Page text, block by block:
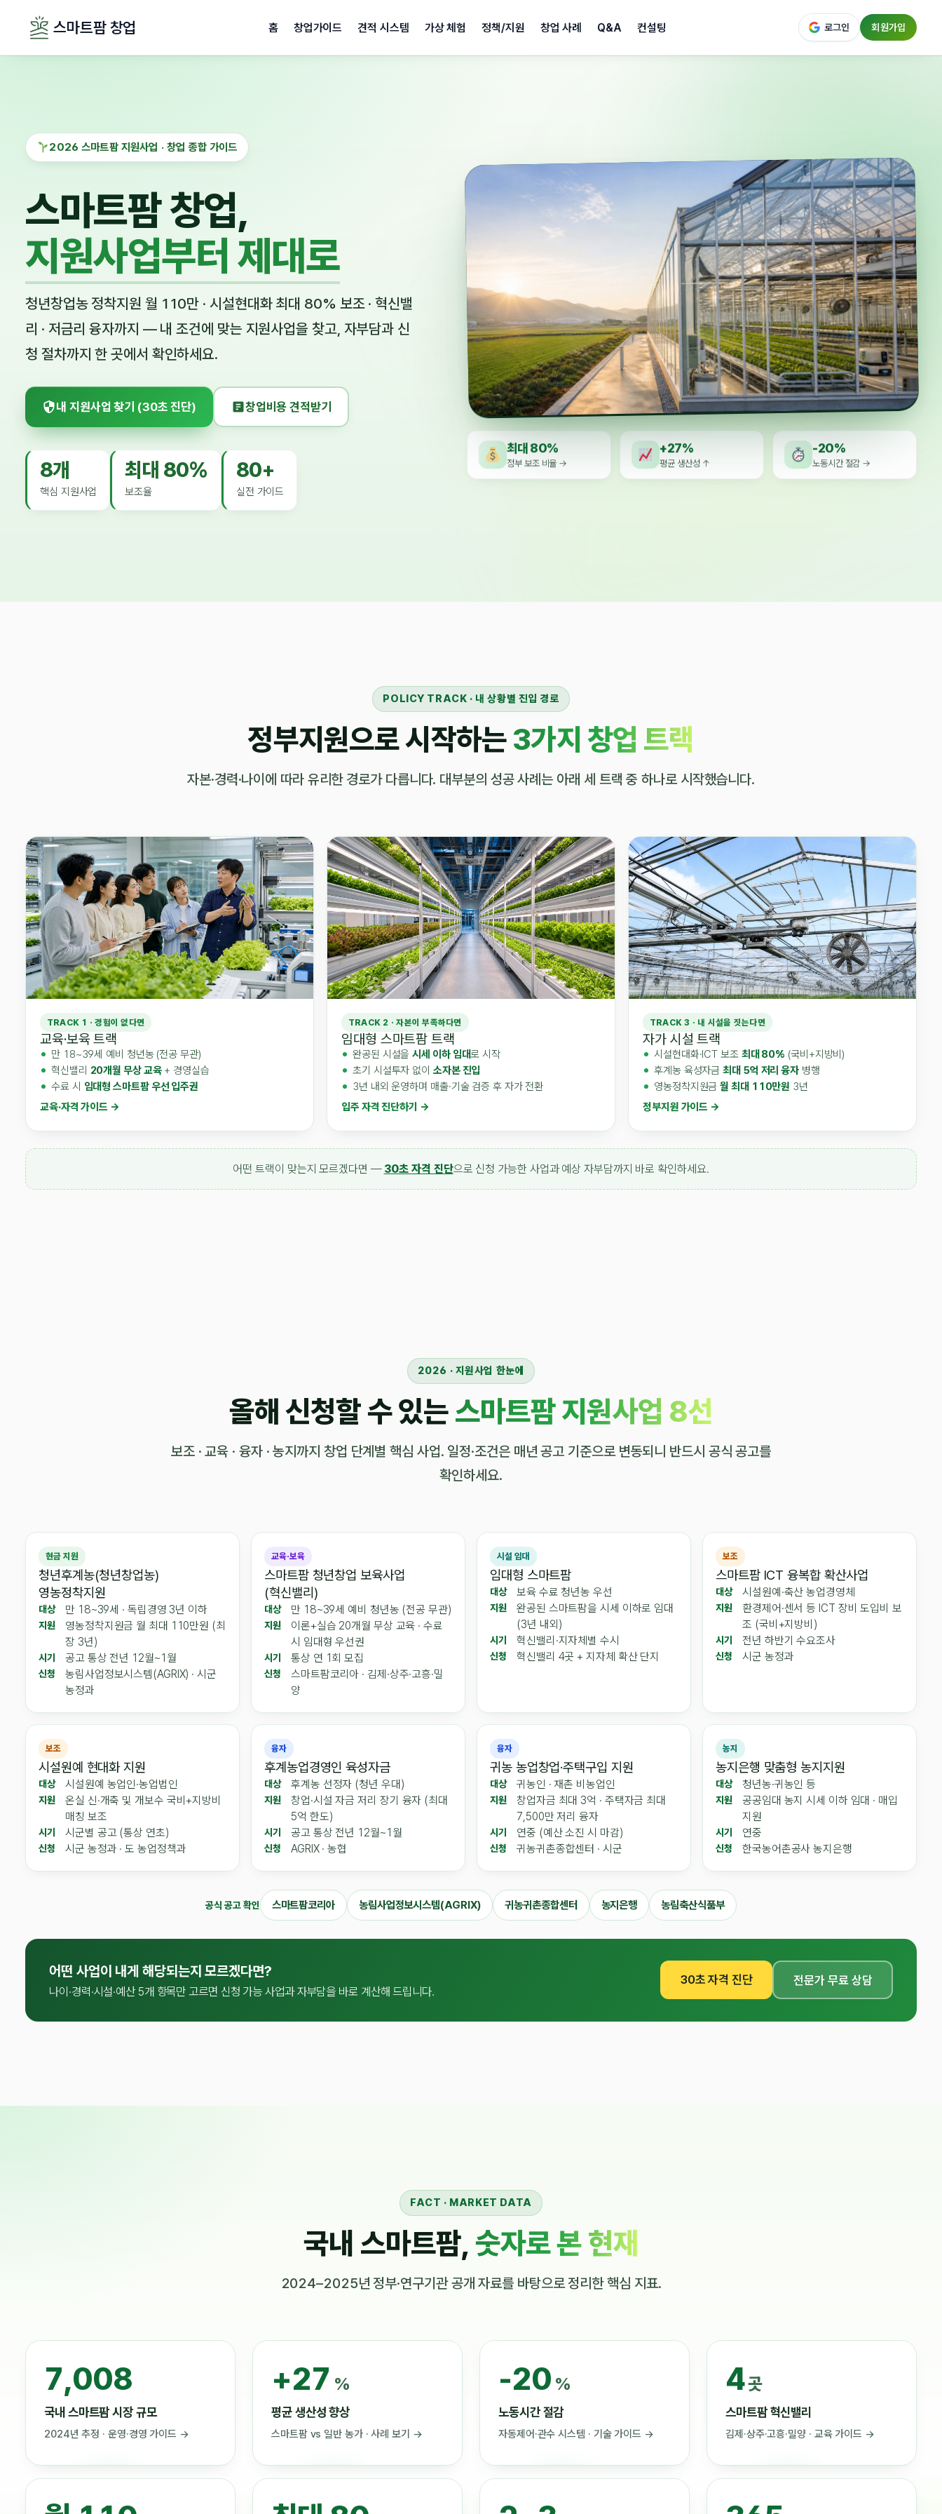
스마트팜 창업 홈 창업가이드 견적 시스템 가상 체험 정책/지원 창업 사례 Q&A 컨설팅 로그인 회원가입
2026 스마트팜 지원사업 · 창업 종합 가이드
스마트팜 창업,
지원사업부터 제대로
청년창업농 정착지원 월 110만 · 시설현대화 최대 80% 보조 · 혁신밸
리 · 저금리 융자까지 — 내 조건에 맞는 지원사업을 찾고, 자부담과 신
청 절차까지 한 곳에서 확인하세요.
내 지원사업 찾기 (30초 진단) 창업비용 견적받기
8개
핵심 지원사업
최대 80%
보조율
80+
실전 가이드
최대 80%
정부 보조 비율 →
+27%
평균 생산성 ↑
-20%
노동시간 절감 →
POLICY TRACK · 내 상황별 진입 경로
정부지원으로 시작하는 3가지 창업 트랙
자본·경력·나이에 따라 유리한 경로가 다릅니다. 대부분의 성공 사례는 아래 세 트랙 중 하나로 시작했습니다.
TRACK 1 · 경험이 없다면
교육·보육 트랙
만 18~39세 예비 청년농 (전공 무관)
혁신밸리 20개월 무상 교육+ 경영실습
수료 시 임대형 스마트팜 우선 입주권
교육·자격 가이드 →
TRACK 2 · 자본이 부족하다면
임대형 스마트팜 트랙
완공된 시설을시세 이하 임대로 시작
초기 시설투자 없이 소자본 진입
3년 내외 운영하며 매출·기술 검증 후 자가 전환
입주 자격 진단하기 →
TRACK 3 · 내 시설을 짓는다면
자가 시설 트랙
시설현대화·ICT 보조 최대 80% (국비+지방비)
후계농 육성자금최대 5억 저리 융자 병행
영농정착지원금월 최대 110만원 3년
정부지원 가이드 →
어떤 트랙이 맞는지 모르겠다면 — 30초 자격 진단으로 신청 가능한 사업과 예상 자부담까지 바로 확인하세요.
2026 · 지원사업 한눈에
올해 신청할 수 있는 스마트팜 지원사업 8선
보조 · 교육 · 융자 · 농지까지 창업 단계별 핵심 사업. 일정·조건은 매년 공고 기준으로 변동되니 반드시 공식 공고를
확인하세요.
현금 지원
청년후계농(청년창업농)
영농정착지원
대상 만 18~39세 · 독립경영 3년 이하
지원
영농정착지원금 월 최대 110만원 (최
장 3년)
시기 공고 통상 전년 12월~1월
신청
농림사업정보시스템(AGRIX) · 시군
농정과
교육·보육
스마트팜 청년창업 보육사업
(혁신밸리)
대상 만 18~39세 예비 청년농 (전공 무관)
지원
이론+실습 20개월 무상 교육 · 수료
시 임대형 우선권
시기 통상 연 1회 모집
신청
스마트팜코리아 · 김제·상주·고흥·밀
양
시설 임대
임대형 스마트팜
대상 보육 수료 청년농 우선
지원
완공된 스마트팜을 시세 이하로 임대
(3년 내외)
시기 혁신밸리·지자체별 수시
신청 혁신밸리 4곳 + 지자체 확산 단지
보조
스마트팜 ICT 융복합 확산사업
대상 시설원예·축산 농업경영체
지원
환경제어·센서 등 ICT 장비 도입비 보
조 (국비+지방비)
시기 전년 하반기 수요조사
신청 시군 농정과
보조
시설원예 현대화 지원
대상 시설원예 농업인·농업법인
지원
온실 신·개축 및 개보수 국비+지방비
매칭 보조
시기 시군별 공고 (통상 연초)
신청 시군 농정과 · 도 농업정책과
융자
후계농업경영인 육성자금
대상 후계농 선정자 (청년 우대)
지원
창업·시설 자금 저리 장기 융자 (최대
5억 한도)
시기 공고 통상 전년 12월~1월
신청 AGRIX · 농협
융자
귀농 농업창업·주택구입 지원
대상 귀농인 · 재촌 비농업인
지원
창업자금 최대 3억 · 주택자금 최대
7,500만 저리 융자
시기 연중 (예산 소진 시 마감)
신청 귀농귀촌종합센터 · 시군
농지
농지은행 맞춤형 농지지원
대상 청년농·귀농인 등
지원
공공임대 농지 시세 이하 임대 · 매입
지원
시기 연중
신청 한국농어촌공사 농지은행
공식 공고 확인 스마트팜코리아 농림사업정보시스템(AGRIX) 귀농귀촌종합센터 농지은행 농림축산식품부
어떤 사업이 내게 해당되는지 모르겠다면?
나이·경력·시설·예산 5개 항목만 고르면 신청 가능 사업과 자부담을 바로 계산해 드립니다.
30초 자격 진단 전문가 무료 상담
FACT · MARKET DATA
국내 스마트팜, 숫자로 본 현재
2024–2025년 정부·연구기관 공개 자료를 바탕으로 정리한 핵심 지표.
10,746
국내 스마트팜 시장 규모
2024년 추정 · 운영·경영 가이드 →
+27 %
평균 생산성 향상
스마트팜 vs 일반 농가 · 사례 보기 →
-20 %
노동시간 절감
자동제어·관수 시스템 · 기술 가이드 →
4곳
스마트팜 혁신밸리
김제·상주·고흥·밀양 · 교육 가이드 →